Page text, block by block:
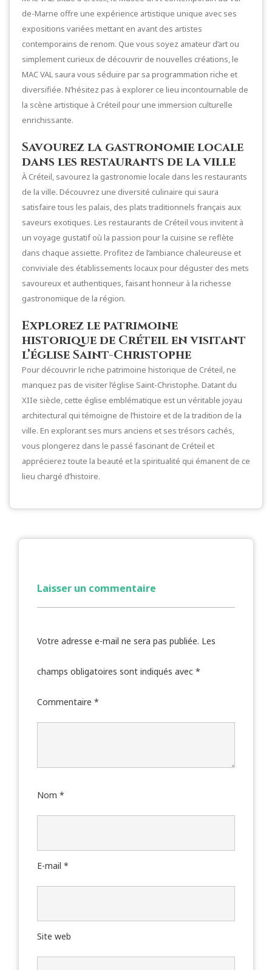
de-Marne offre une expérience artistique unique avec ses
expositions variées mettant en avant des artistes
contemporains de renom. Que vous soyez amateur d’art ou
simplement curieux de découvrir de nouvelles créations, le
MAC VAL saura vous séduire par sa programmation riche et
diversifiée. N’hésitez pas à explorer ce lieu incontournable de
la scène artistique à Créteil pour une immersion culturelle
enrichissante.
Savourez la gastronomie locale
dans les restaurants de la ville
À Créteil, savourez la gastronomie locale dans les restaurants
de la ville. Découvrez une diversité culinaire qui saura
satisfaire tous les palais, des plats traditionnels français aux
saveurs exotiques. Les restaurants de Créteil vous invitent à
un voyage gustatif où la passion pour la cuisine se reflète
dans chaque assiette. Profitez de l’ambiance chaleureuse et
conviviale des établissements locaux pour déguster des mets
savoureux et authentiques, faisant honneur à la richesse
gastronomique de la région.
Explorez le patrimoine
historique de Créteil en visitant
l’église Saint-Christophe
Pour découvrir le riche patrimoine historique de Créteil, ne
manquez pas de visiter l’église Saint-Christophe. Datant du
XIIe siècle, cette église emblématique est un véritable joyau
architectural qui témoigne de l’histoire et de la tradition de la
ville. En explorant ses murs anciens et ses trésors cachés,
vous plongerez dans le passé fascinant de Créteil et
apprécierez toute la beauté et la spiritualité qui émanent de ce
lieu chargé d’histoire.
Laisser un commentaire
Votre adresse e-mail ne sera pas publiée. Les
champs obligatoires sont indiqués avec *
Commentaire *
Nom *
E-mail *
Site web